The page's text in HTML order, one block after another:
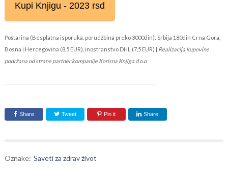
Kupi Knjigu - 2023 rsd
Poštarina (Besplatna isporuka, porudžbina preko 3000din): Srbija 180din Crna Gora,
Bosna i Hercegovina (8,5 EUR), inostranstvo DHL (7,5 EUR) | Realizacija kupovine
podržana od strane partner kompanije Korisna Knjiga d.o.o
Share Tweet Pin it Share
Oznake: Saveti za zdrav život